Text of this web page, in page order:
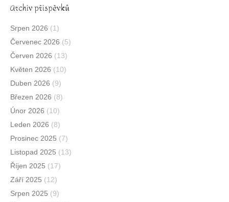
Archív příspěvků
Srpen 2026 (1)
Červenec 2026 (5)
Červen 2026 (13)
Květen 2026 (10)
Duben 2026 (9)
Březen 2026 (8)
Únor 2026 (10)
Leden 2026 (8)
Prosinec 2025 (7)
Listopad 2025 (13)
Říjen 2025 (17)
Září 2025 (12)
Srpen 2025 (9)